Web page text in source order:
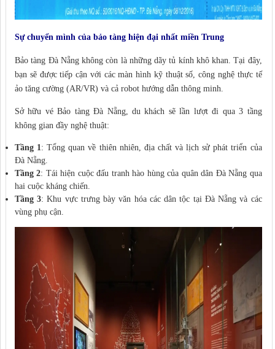
Sự chuyển mình của bảo tàng hiện đại nhất miền Trung
Bảo tàng Đà Nẵng không còn là những dãy tủ kính khô khan. Tại đây,
bạn sẽ được tiếp cận với các màn hình kỹ thuật số, công nghệ thực tế
ảo tăng cường (AR/VR) và cả robot hướng dẫn thông minh.
Sở hữu vé Bảo tàng Đà Nẵng, du khách sẽ lần lượt đi qua 3 tầng
không gian đầy nghệ thuật:
Tầng 1: Tổng quan về thiên nhiên, địa chất và lịch sử phát triển của
Đà Nẵng.
Tầng 2: Tái hiện cuộc đấu tranh hào hùng của quân dân Đà Nẵng qua
hai cuộc kháng chiến.
Tầng 3: Khu vực trưng bày văn hóa các dân tộc tại Đà Nẵng và các
vùng phụ cận.